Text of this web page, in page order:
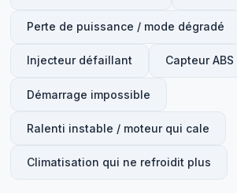
Perte de puissance / mode dégradé
Injecteur défaillant Capteur
Démarrage impossible
Ralenti instable / moteur qui cale
Climatisation qui ne refroidit plus